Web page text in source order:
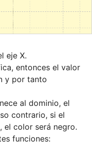
eje X.
entonces el valor
y por tanto
al dominio, el
contrario, si el
el color será negro.
Calcula el dominio de las siguientes funciones: